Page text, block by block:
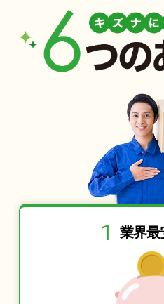
1 業界最